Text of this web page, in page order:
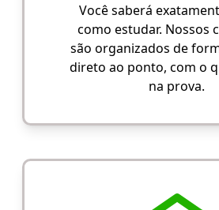
Você saberá
como estudar. Nossos
são organizados de
direto ao ponto, com o
na prova.